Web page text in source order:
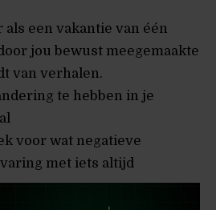
een vakantie van één
jou bewust meegemaakte
van verhalen.
te hebben in je
voor wat negatieve
met iets altijd